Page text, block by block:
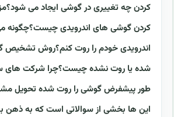
کردن چه تغییری در گوشی ایجاد می
کردن گوشی های اندرویدی چیست؟چگونه
اندرویدی خودم را روت کنم؟روش
شده یا روت نشده چیست؟چرا شرکت
طور پیشفرض گوشی را روت شده تحویل
این ها بخشی از سوالاتی است که به ذهن